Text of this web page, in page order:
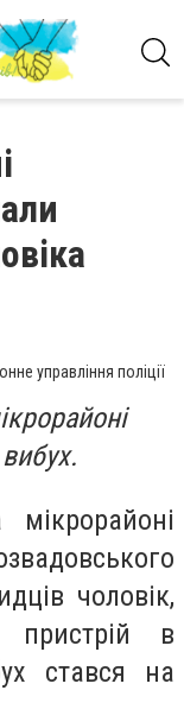
управління поліції
чоловік,
пристрій в
стався на